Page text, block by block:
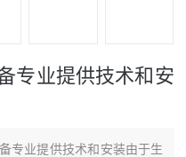
专业提供技术和安
专业提供技术和安装由于生